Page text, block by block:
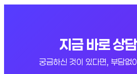
지금 바로 상
궁금하신 것이 있다면, 부담없